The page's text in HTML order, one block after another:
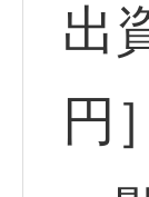
出
円